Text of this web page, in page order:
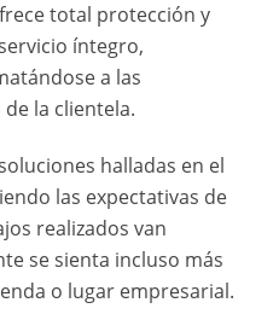
total protección y
íntegro,
a las
la clientela.
halladas en el
las expectativas de
realizados van
se sienta incluso más
o lugar empresarial.